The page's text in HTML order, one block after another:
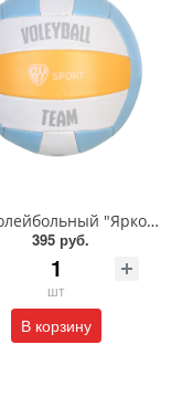
Мяч волейбольный "Яркое лето"/128-005
395 руб.
шт
В корзину